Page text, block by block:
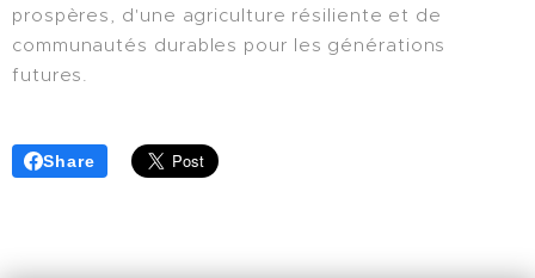
prospères, d'une agriculture résiliente et de
communautés durables pour les générations
futures.
Share